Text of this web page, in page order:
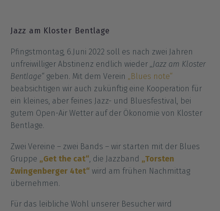
Jazz am Kloster Bentlage
Pfingstmontag, 6.Juni 2022 soll es nach zwei Jahren
unfreiwilliger Abstinenz endlich wieder „Jazz am Kloster
Bentlage“ geben. Mit dem Verein „Blues note“
beabsichtigen wir auch zukünftig eine Kooperation für
ein kleines, aber feines Jazz- und Bluesfestival, bei
gutem Open-Air Wetter auf der Ökonomie von Kloster
Bentlage.
Zwei Vereine – zwei Bands – wir starten mit der Blues
Gruppe „Get the cat“ , die Jazzband „Torsten
Zwingenberger 4tet“ wird am frühen Nachmittag
übernehmen.
Für das leibliche Wohl unserer Besucher wird